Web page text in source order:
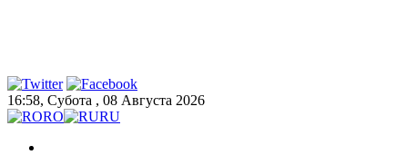
16:58, Субота , 08 Августа 2026
RO
RU